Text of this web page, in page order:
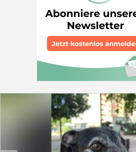
kümmern. Ab Herbst, wenn ihre
Gröbsten raus sind, sucht die
ein eigenes schönes Zuhause. Chica
liebenswerte, aufgeschlossene
versteht sich wunderbar mit
Hunden. Chica ist bei Ausreise
gechippt, kastriert und auf MMK